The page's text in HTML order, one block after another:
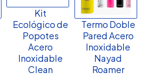
Kit
Ecológico de
Popotes
Acero
Inoxidable
Clean
Termo Doble
Pared Acero
Inoxidable
Nayad
Roamer